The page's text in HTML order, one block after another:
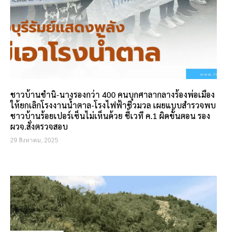
ชาวบ้านชำนิ-นางรองกว่า 400 คนบุกศาลากลางร้องพ่อเมือง
ให้ยกเลิกโรงงานน้ำตาล-โรงไฟฟ้าชีวมวล เผยแบบสำรวจพบ
ชาวบ้านร้อยเปอร์เซ็นไม่เห็นด้วย ชี้เวที ค.1 ผิดขั้นตอน รอง
ผวจ.สั่งตรวจสอบ
29 สิงหาคม, 2025